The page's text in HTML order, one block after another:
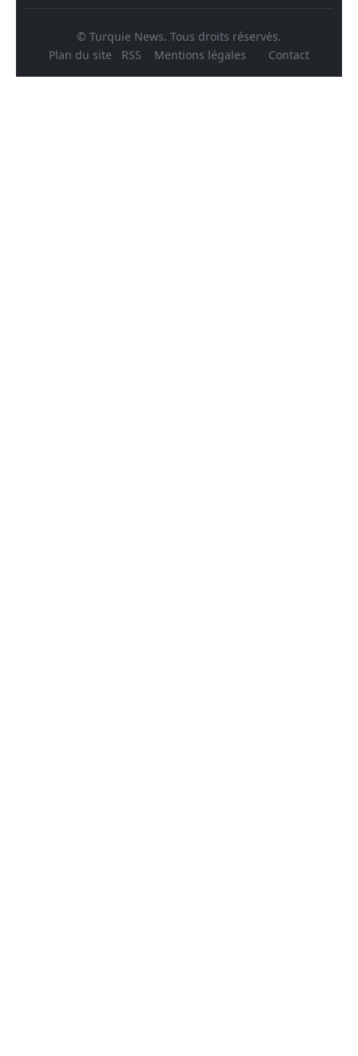
© Turquie News. Tous droits réservés.
Plan du site
RSS Mentions légales Contact